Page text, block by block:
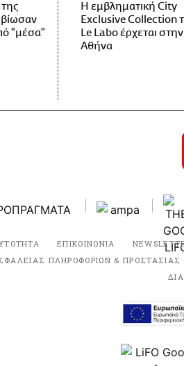
"μέσα"
Η εμβληματική City
Exclusive Collection
Le Labo έρχεται στην
Αθήνα
ΕΠΙΚΟΙΝΩΝΙΑ
ΠΛΗΡΟΦΟΡΙΩΝ &